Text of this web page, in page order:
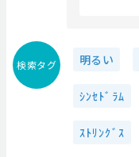
検索タグ 明るい
ｼﾝｾﾄﾞﾗﾑ
ｽﾄﾘﾝｸﾞｽ